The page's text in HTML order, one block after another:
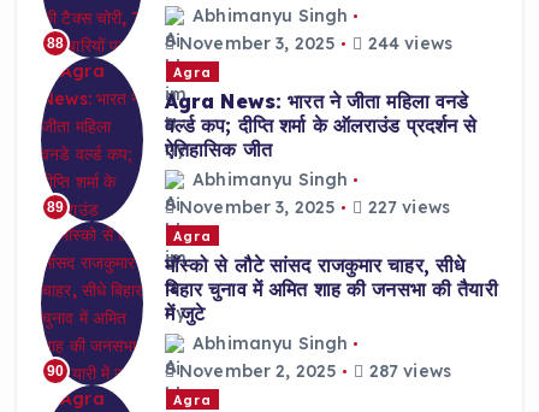
88
Abhimanyu Singh
November 3, 2025
244 views
89
Agra
Agra News: भारत ने जीता महिला वनडे
वर्ल्ड कप; दीप्ति शर्मा के ऑलराउंड प्रदर्शन से
ऐतिहासिक जीत
Abhimanyu Singh
November 3, 2025
227 views
90
Agra
मॉस्को से लौटे सांसद राजकुमार चाहर, सीधे
बिहार चुनाव में अमित शाह की जनसभा की तैयारी
में जुटे
Abhimanyu Singh
November 2, 2025
287 views
Agra